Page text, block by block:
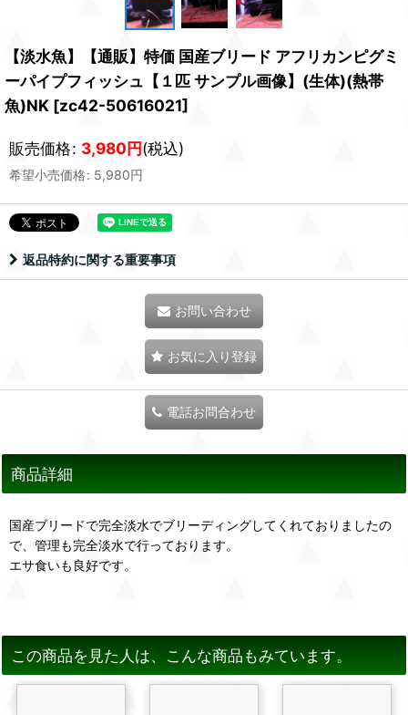
【淡水魚】【通販】特価 国産ブリード アフリカンピグミ
ーパイプフィッシュ【１匹 サンプル画像】(生体)(熱帯
魚)NK [zc42-50616021]
販売価格: 3,980円(税込)
希望小売価格: 5,980円
返品特約に関する重要事項
お問い合わせ
お気に入り登録
電話お問合わせ
商品詳細
国産ブリードで完全淡水でブリーディングしてくれておりましたの
で、管理も完全淡水で行っております。
エサ食いも良好です。
この商品を見た人は、こんな商品もみています。